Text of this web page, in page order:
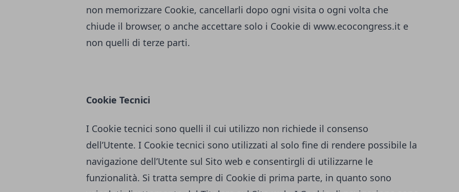
non memorizzare Cookie, cancellarli dopo ogni visita o ogni volta che
chiude il browser, o anche accettare solo i Cookie di www.ecocongress.it e
non quelli di terze parti.
Cookie Tecnici
I Cookie tecnici sono quelli il cui utilizzo non richiede il consenso
dell’Utente. I Cookie tecnici sono utilizzati al solo fine di rendere possibile la
navigazione dell’Utente sul Sito web e consentirgli di utilizzarne le
funzionalità. Si tratta sempre di Cookie di prima parte, in quanto sono